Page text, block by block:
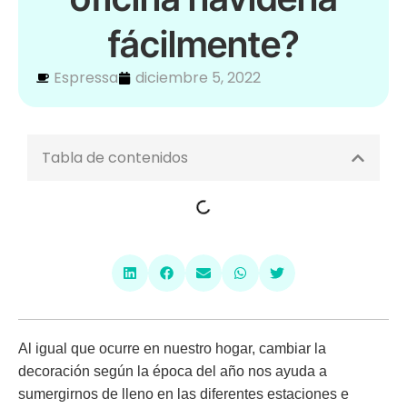
fácilmente?
Espressa diciembre 5, 2022
Tabla de contenidos
Al igual que ocurre en nuestro hogar, cambiar la
decoración según la época del año nos ayuda a
sumergirnos de lleno en las diferentes estaciones e